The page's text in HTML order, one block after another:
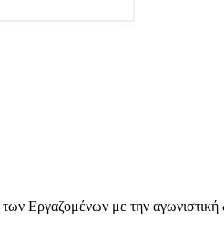
Εργαζομένων με την αγωνιστική